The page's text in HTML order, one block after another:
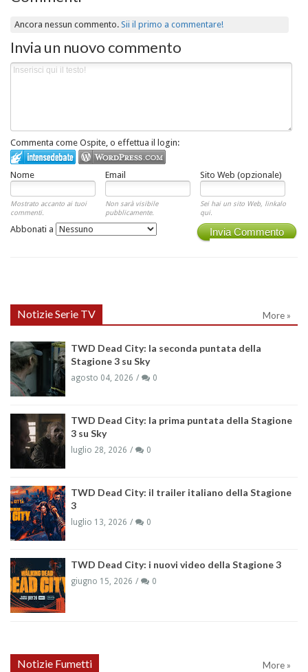
Ancora nessun commento.Sii il primo a commentare!
Invia un nuovo commento
Commenta come Ospite, o effettua il login:
Nome Email Sito Web (opzionale)
Mostrato accanto ai tuoi
commenti.
Non sarà visibile
pubblicamente.
Sei hai un sito Web, linkalo
qui.
Invia Commento
Abbonati a
Notizie Serie TV More »
TWD Dead City: la seconda puntata della
Stagione 3 su Sky
agosto 04, 2026 0
TWD Dead City: la prima puntata della Stagione
3 su Sky
luglio 28, 2026 0
TWD Dead City: il trailer italiano della Stagione
3
luglio 13, 2026 0
TWD Dead City: i nuovi video della Stagione 3
giugno 15, 2026 0
Notizie Fumetti More »